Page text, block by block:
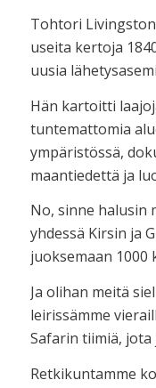
Tohtori
useita kertoja
uusia
Hän kartoitti
tuntemattomia
ympäristössä,
maantiedettä ja
No, sinne halusin
yhdessä Kirsin ja
juoksemaan 1000
Ja olihan meitä
leirissämme
Safarin tiimiä, jota
Retkikuntamme